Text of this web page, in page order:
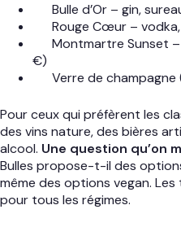
Bulle d’Or – gin,
Rouge Cœur –
Montmartre Sunset –
€)
Verre de champagne
Pour ceux qui préfèrent les
des vins nature, des bières
alcool. Une question qu’on
Bulles propose-t-il des
même des options vegan.
pour tous les régimes.